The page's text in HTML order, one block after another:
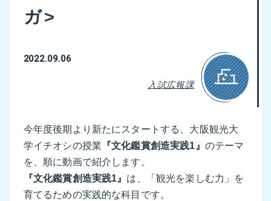
ガ>
2022.09.06
入試広報課
今年度後期より新たにスタートする、大阪観光大
学イチオシの授業 『文化鑑賞創造実践1』 のテーマ
を、順に動画で紹介します。
『文化鑑賞創造実践1』 は、「観光を楽しむ力」を
育てるための実践的な科目です。